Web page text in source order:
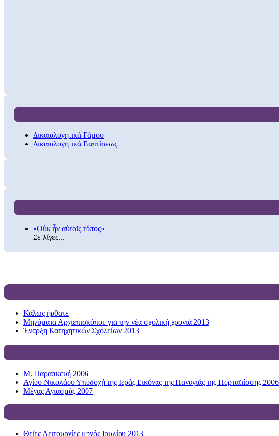
Δικαιολογητικά Γάμου
Δικαιολογητικά Βαπτίσεως
«Οὐκ ἦν αὐτοῖς τόπος»
Σε λίγες...
Καλώς ήρθατε
Μηνύματα Αρχιεπισκόπου για την νέα σχολική χρονιά 2013
Έναρξη Κατηχητικών Σχολείων 2013
Μ. Παρασκευή 2006
Αγίου Νικολάου Υποδοχή της Ιεράς Εικόνας της Παναγιάς της Πορταϊτίσσης 2006
Μέγας Αγιασμός 2007
Θείες Λειτουργίες μηνός Ιουλίου 2013